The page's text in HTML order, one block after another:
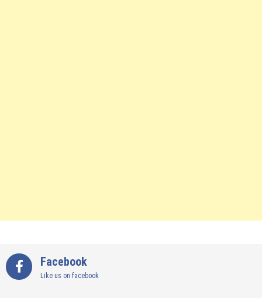
Facebook
Like us on facebook